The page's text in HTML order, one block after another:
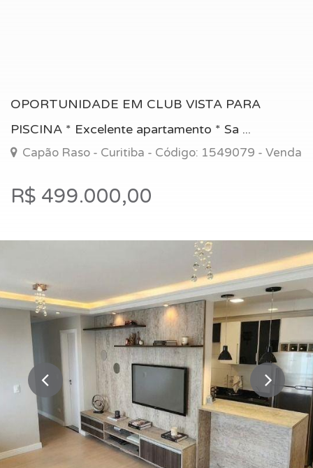
OPORTUNIDADE EM CLUB VISTA PARA
PISCINA * Excelente apartamento * Sa ...
Capão Raso - Curitiba - Código: 1549079 - Venda
R$ 499.000,00